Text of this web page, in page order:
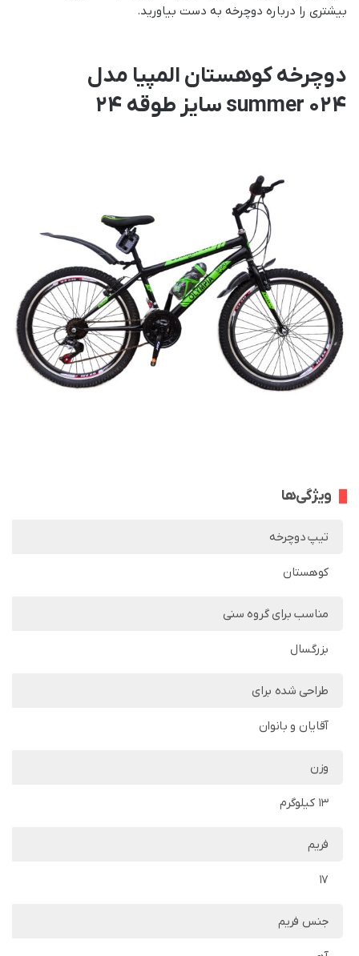
بیشتری را درباره دوچرخه به دست بیاورید.
دوچرخه کوهستان المپیا مدل
summer 024 سایز طوقه 24
ویژگی‌ها
تیپ دوچرخه
کوهستان
مناسب برای گروه سنی
بزرگسال
طراحی شده برای
آقایان و بانوان
وزن
13 کیلوگرم
فریم
17
جنس فریم